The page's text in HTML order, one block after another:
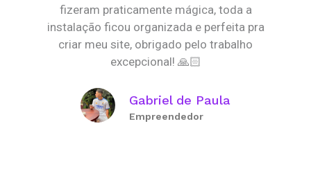
fizeram praticamente mágica, toda a
instalação ficou organizada e perfeita pra
criar meu site, obrigado pelo trabalho
excepcional! 🙏🏻
Gabriel de Paula
Empreendedor